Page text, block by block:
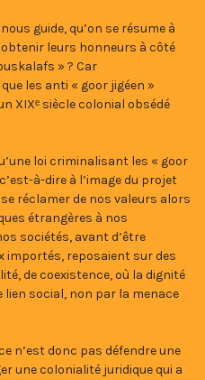
guide, qu’on se résume à
leurs honneurs à côté
» ? Car
les anti « goor jigéen »
XIXᵉ siècle colonial obsédé
loi criminalisant les « goor
à-dire à l’image du projet
réclamer de nos valeurs alors
étrangères à nos
sociétés, avant d’être
importés, reposaient sur des
de coexistence, où la dignité
social, non par la menace
n’est donc pas défendre une
une colonialité juridique qui a